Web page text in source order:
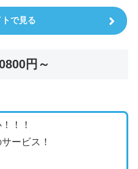
で見る
円～
！！
ービス！